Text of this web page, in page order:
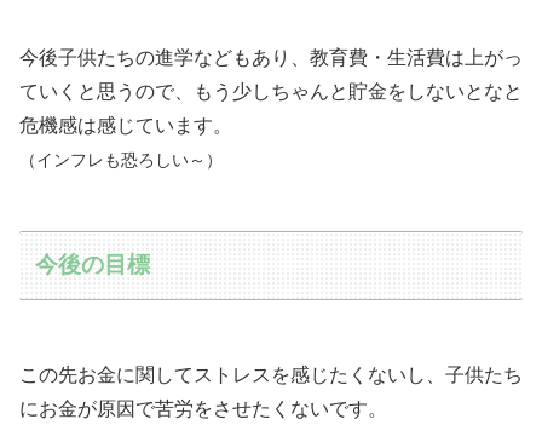
今後子供たちの進学などもあり、教育費・生活費は上がっ
ていくと思うので、もう少しちゃんと貯金をしないとなと
危機感は感じています。
（インフレも恐ろしい～）
今後の目標
この先お金に関してストレスを感じたくないし、子供たち
にお金が原因で苦労をさせたくないです。